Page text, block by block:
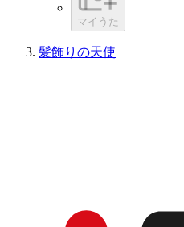
マイうた
髪飾りの天使